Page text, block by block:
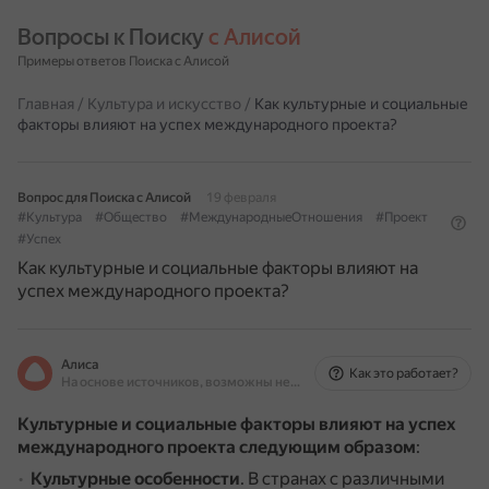
Вопросы к Поиску с Алисой
Примеры ответов Поиска с Алисой
Главная / Культура и искусство / Как культурные и социальные
факторы влияют на успех международного проекта?
Вопрос для Поиска с Алисой
19 февраля
#Культура
#Общество #МеждународныеОтношения
#Проект
#Успех
Как культурные и социальные факторы влияют на
успех международного проекта?
Алиса
На основе источников, возможны неточности
Как это работает?
Культурные и социальные факторы влияют на успех
международного проекта следующим образом:
Культурные особенности. В странах с различными